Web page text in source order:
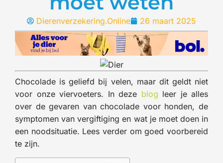
Dierenverzekering.Online 26 maart 2025
Chocolade is geliefd bij velen, maar dit geldt niet
voor onze viervoeters. In deze blog leer je alles
over de gevaren van chocolade voor honden, de
symptomen van vergiftiging en wat je moet doen in
een noodsituatie. Lees verder om goed voorbereid
te zijn.